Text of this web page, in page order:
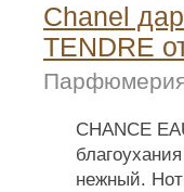
Chanel
TENDRE
CHANCE
нежный.